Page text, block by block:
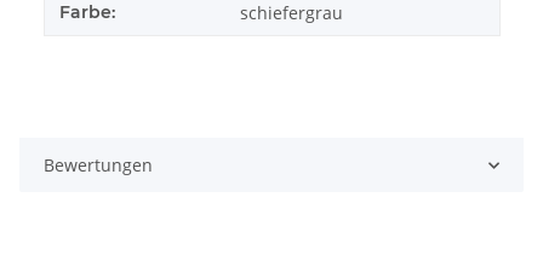
Farbe: schiefergrau
Bewertungen